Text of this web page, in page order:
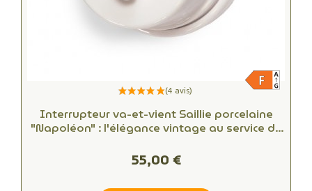
Interrupteur va-et-vient Saillie porcelaine
"Napoléon" : l'élégance vintage au service de
55,00 €